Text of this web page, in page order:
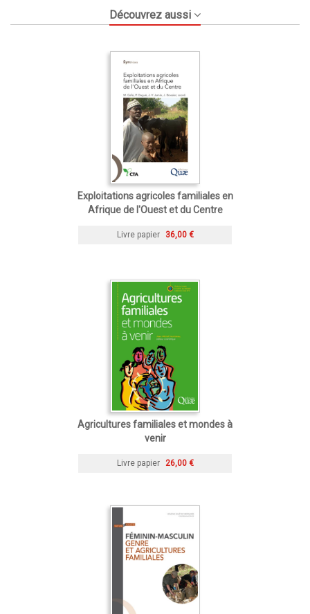
Découvrez aussi
Exploitations agricoles familiales en
Afrique de l'Ouest et du Centre
Livre papier 36,00 €
Agricultures familiales et mondes à
venir
Livre papier 26,00 €